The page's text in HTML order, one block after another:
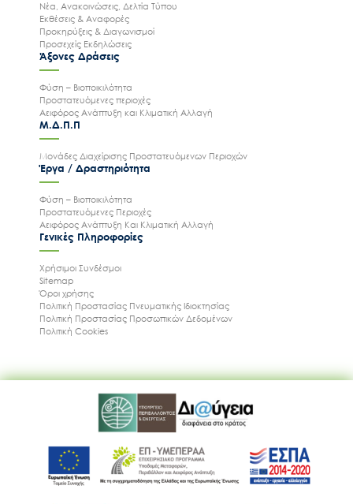
Νέα, Ανακοινώσεις, Δελτία Τύπου
Εκθέσεις & Αναφορές
Προκηρύξεις & Διαγωνισμοί
Προσεχείς Εκδηλώσεις
Άξονες Δράσεις
Φύση – Βιοποικιλότητα
Προστατευόμενες περιοχές
Αειφόρος Ανάπτυξη και Κλιματική Αλλαγή
Μ.Δ.Π.Π
Μονάδες Διαχείρισης Προστατευόμενων Περιοχών
Έργα / Δραστηριότητα
Φύση – Βιοποικιλότητα
Προστατευόμενες Περιοχές
Αειφόρος Ανάπτυξη Και Κλιματική Αλλαγή
Γενικές Πληροφορίες
Χρήσιμοι Συνδέσμοι
Sitemap
Όροι χρήσης
Πολιτική Προστασίας Πνευματικής Ιδιοκτησίας
Πολιτική Προστασίας Προσωπικών Δεδομένων
Πολιτική Cookies